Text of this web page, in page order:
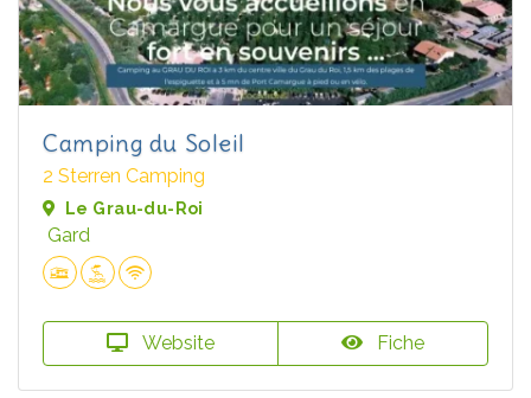
Camping du Soleil
2 Sterren Camping
Le Grau-du-Roi
Gard
Website Fiche